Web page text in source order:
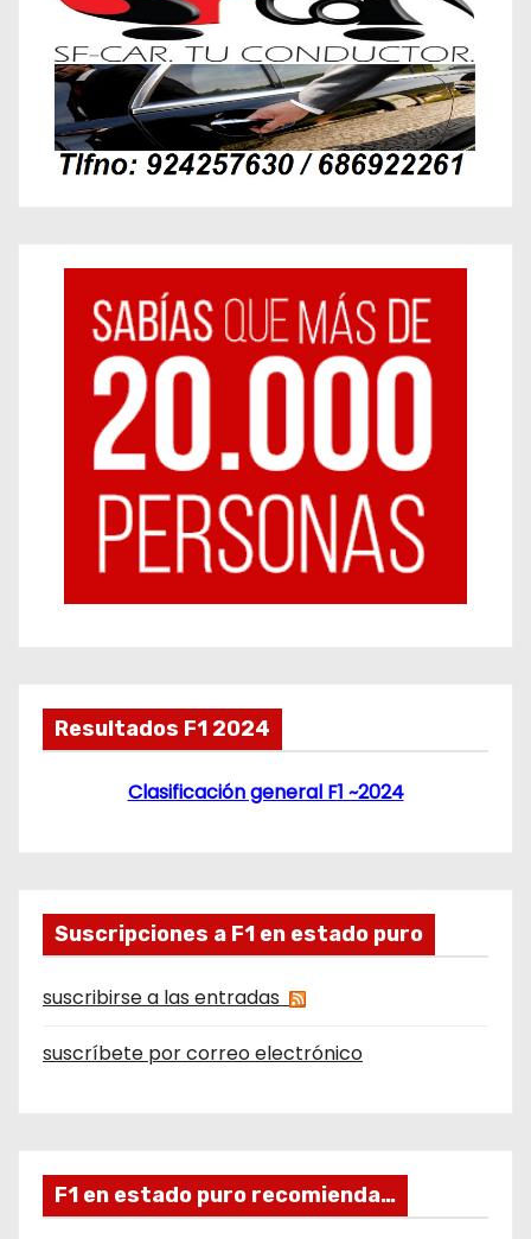
Resultados F1 2024
Clasificación general F1 ~2024
Suscripciones a F1 en estado puro
suscribirse a las entradas
suscríbete por correo electrónico
F1 en estado puro recomienda…